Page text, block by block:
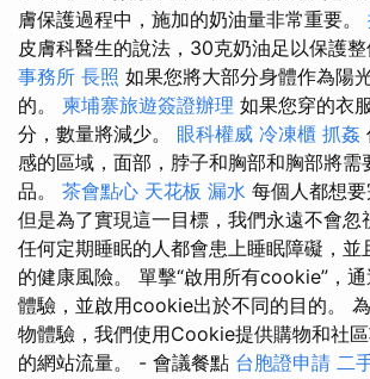
膚保護過程中，施加的奶油量非常重要。
皮膚科醫生的說法，30克奶油足以保護整
事務所 長照 如果您將大部分身體作為陽
的。 柬埔寨旅遊簽證辦理 如果您穿的衣
分，數量將減少。 眼科權威 冷凍櫃 抓姦
感的區域，面部，脖子和胸部和胸部將需
品。 茶會點心 天花板 漏水 每個人都想要
但是為了實現這一目標，我們永遠不會忽
任何定期睡眠的人都會患上睡眠障礙，並
的健康風險。 單擊“啟用所有cookie”，
體驗，並啟用cookie出於不同的目的。
物體驗，我們使用Cookie提供購物和社
的網站流量。 - 會議餐點 台胞證申請 二